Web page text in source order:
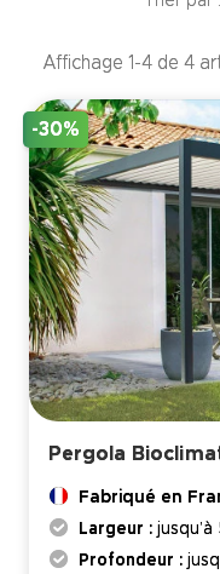
Affichage 1-4 de 4
-30%
Pergola
Fabriqué en
Largeur : jusqu’à
Profondeur :